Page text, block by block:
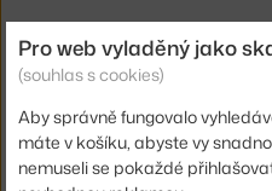
−20 %
Pro web vyladěný jako
(souhlas s cookies)
Aby správně fungovalo
máte v košíku, abyste vy
nemuseli se pokaždé